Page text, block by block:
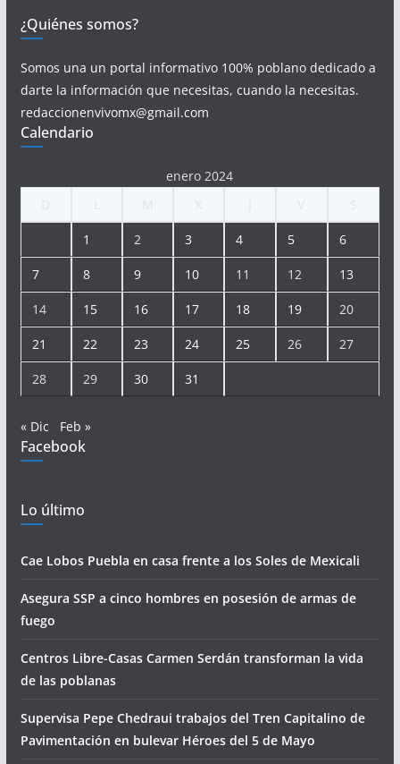
¿Quiénes somos?
Somos una un portal informativo 100% poblano dedicado a
darte la información que necesitas, cuando la necesitas.
redaccionenvivomx@gmail.com
Calendario
enero 2024
1 2 3 4 5 6
7 8 9 10 11 12 13
14 15 16 17 18 19 20
21 22 23 24 25 26 27
28 29 30 31
« Dic Feb »
Facebook
Lo último
Cae Lobos Puebla en casa frente a los Soles de Mexicali
Asegura SSP a cinco hombres en posesión de armas de
fuego
Centros Libre-Casas Carmen Serdán transforman la vida
de las poblanas
Supervisa Pepe Chedraui trabajos del Tren Capitalino de
Pavimentación en bulevar Héroes del 5 de Mayo